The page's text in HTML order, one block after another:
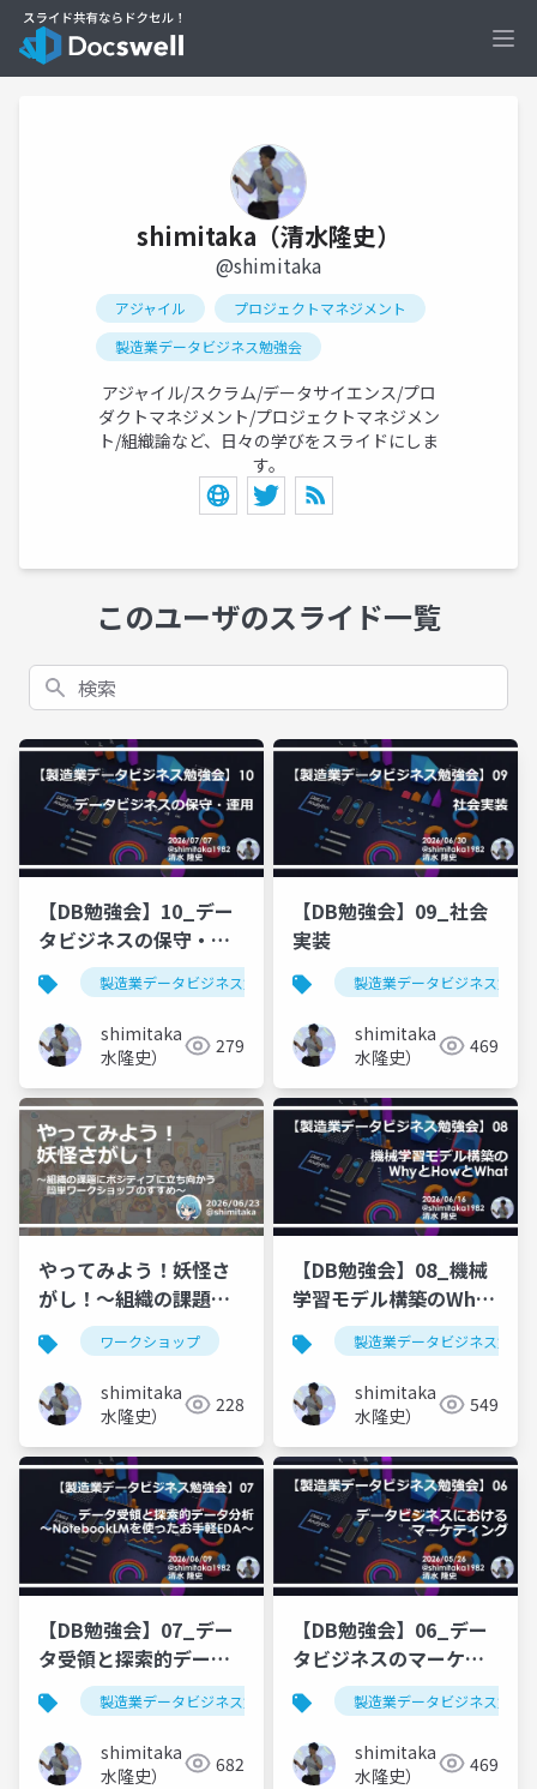
shimitaka（清水隆史）
@shimitaka
アジャイル
プロジェクトマネジメント
製造業データビジネス勉強会
アジャイル/スクラム/データサイエンス/プロ
ダクトマネジメント/プロジェクトマネジメン
ト/組織論など、日々の学びをスライドにしま
す。
このユーザのスライド一覧
検索
【DB勉強会】10_デー
タビジネスの保守・運
用
製造業データビジネス勉強会
shimitaka（清
水隆史）
279
【DB勉強会】09_社会
実装
製造業データビジネス勉強
shimitaka（清
水隆史）
469
やってみよう！妖怪さ
がし！～組織の課題に
ポジティブに立ち向か
う簡単ワークショップ
のすすめ～
ワークショップ
shimitaka（清
水隆史）
228
【DB勉強会】08_機械
学習モデル構築のWhy
とHowとWhat
製造業データビジネス勉強
shimitaka（清
水隆史）
549
【DB勉強会】07_デー
タ受領と探索的データ
分析～NotebookLMを
使ったお手軽EDA～
製造業データビジネス勉強会
shimitaka（清
水隆史）
682
【DB勉強会】06_デー
タビジネスのマーケテ
ィング製造業データビジネス勉強
shimitaka（清
水隆史）
469